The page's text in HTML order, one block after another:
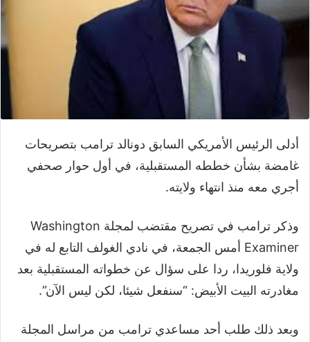
أدلى الرئيس الأمريكي السابق دونالد ترامب بتصريحات
غامضة بشأن خططه المستقبلية، في أول حوار صحفي
أجري معه منذ انتهاء ولايته.
وذكر ترامب في تصريح مقتضب لمجلة Washington
Examiner أمس الجمعة، في نادي الغولف التابع له في
ولاية فلوريدا، ردا على سؤال عن خطواته المستقبلية بعد
مغادرته البيت الأبيض: “سنفعل شيئا، لكن ليس الآن”.
وبعد ذلك طلب أحد مساعدي ترامب من مراسل المجلة